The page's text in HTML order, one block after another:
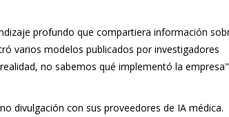
profundo que compartiera información
varios modelos publicados por investigadores
no sabemos qué implementó la
divulgación con sus proveedores de IA médica.